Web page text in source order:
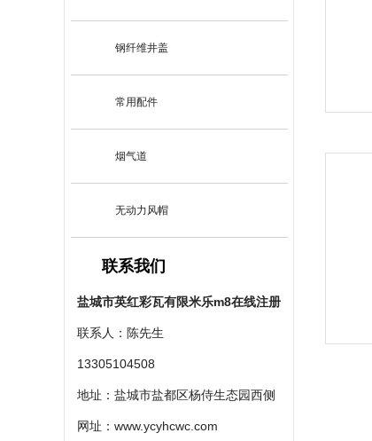
钢纤维井盖
常用配件
烟气道
无动力风帽
联系我们
盐城市英红彩瓦有限米乐m8在线注册
联系人：陈先生
13305104508
地址：盐城市盐都区杨侍生态园西侧
网址： www.ycyhcwc.com